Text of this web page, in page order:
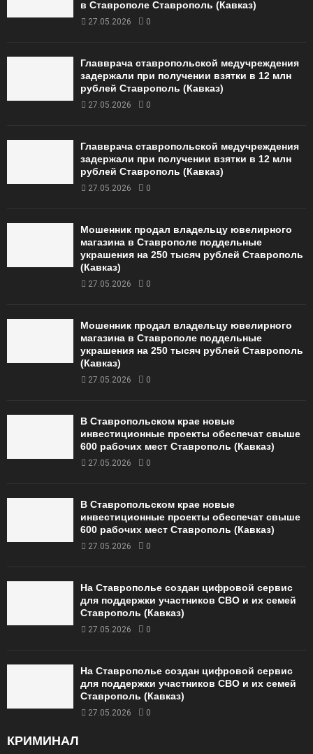
в Ставрополе Ставрополь (Кавказ)
27.05.2026 0
Главврача ставропольской медучреждения
задержали при получении взятки в 12 млн
рублей Ставрополь (Кавказ)
27.05.2026 0
Главврача ставропольской медучреждения
задержали при получении взятки в 12 млн
рублей Ставрополь (Кавказ)
27.05.2026 0
Мошенник продал владельцу ювелирного
магазина в Ставрополе поддельные
украшения на 250 тысяч рублей Ставрополь
(Кавказ)
27.05.2026 0
Мошенник продал владельцу ювелирного
магазина в Ставрополе поддельные
украшения на 250 тысяч рублей Ставрополь
(Кавказ)
27.05.2026 0
В Ставропольском крае новые
инвестиционные проекты обеспечат свыше
600 рабочих мест Ставрополь (Кавказ)
27.05.2026 0
В Ставропольском крае новые
инвестиционные проекты обеспечат свыше
600 рабочих мест Ставрополь (Кавказ)
27.05.2026 0
На Ставрополье создан цифровой сервис
для поддержки участников СВО и их семей
Ставрополь (Кавказ)
27.05.2026 0
На Ставрополье создан цифровой сервис
для поддержки участников СВО и их семей
Ставрополь (Кавказ)
27.05.2026 0
КРИМИНАЛ